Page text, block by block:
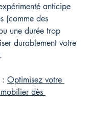
anticipe
(comme des
une durée trop
durablement votre
.
: Optimisez votre
dès